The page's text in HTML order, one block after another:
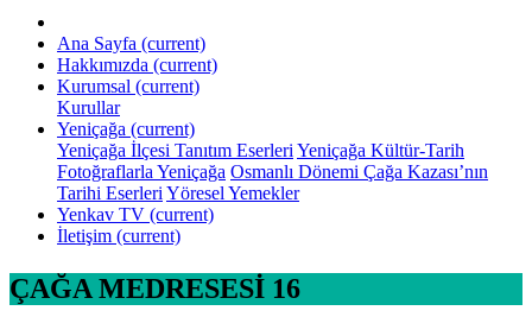
Ana Sayfa (current)
Hakkımızda (current)
Kurumsal (current)
Kurullar
Yeniçağa (current)
Yeniçağa İlçesi Tanıtım Eserleri Yeniçağa Kültür-Tarih
Fotoğraflarla Yeniçağa Osmanlı Dönemi Çağa Kazası’nın
Tarihi Eserleri Yöresel Yemekler
Yenkav TV (current)
İletişim (current)
ÇAĞA MEDRESESİ 16